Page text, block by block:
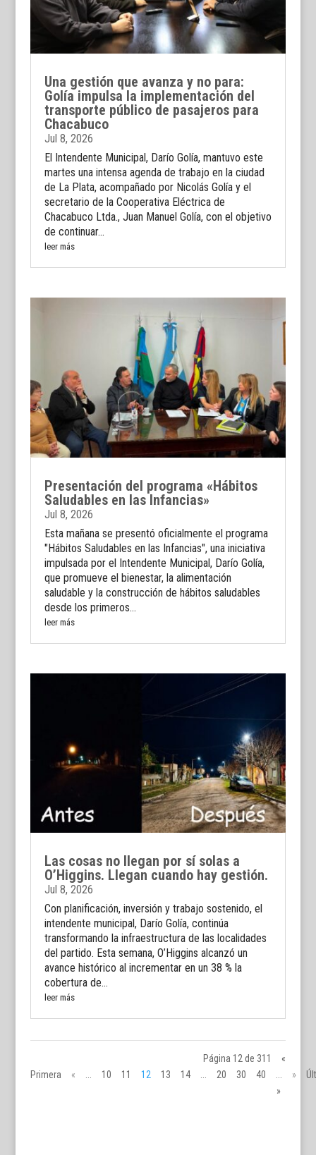
Una gestión que avanza y no para:
Golía impulsa la implementación del
transporte público de pasajeros para
Chacabuco
Jul 8, 2026
El Intendente Municipal, Darío Golía, mantuvo este
martes una intensa agenda de trabajo en la ciudad
de La Plata, acompañado por Nicolás Golía y el
secretario de la Cooperativa Eléctrica de
Chacabuco Ltda., Juan Manuel Golía, con el objetivo
de continuar...
leer más
Presentación del programa «Hábitos
Saludables en las Infancias»
Jul 8, 2026
Esta mañana se presentó oficialmente el programa
"Hábitos Saludables en las Infancias", una iniciativa
impulsada por el Intendente Municipal, Darío Golía,
que promueve el bienestar, la alimentación
saludable y la construcción de hábitos saludables
desde los primeros...
leer más
Las cosas no llegan por sí solas a
O’Higgins. Llegan cuando hay gestión.
Jul 8, 2026
Con planificación, inversión y trabajo sostenido, el
intendente municipal, Darío Golía, continúa
transformando la infraestructura de las localidades
del partido. Esta semana, O’Higgins alcanzó un
avance histórico al incrementar en un 38 % la
cobertura de...
leer más
Página 12 de 311
«
Primera
« ... 10 11 12 13 14 ... 20 30 40 ... »
»